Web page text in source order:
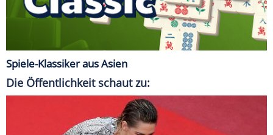
Spiele-Klassiker aus Asien
Die Öffentlichkeit schaut zu: